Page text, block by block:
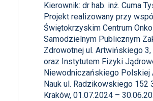
Kierownik: dr hab. inż. Cuma
Projekt realizowany przy
Świętokrzyskim Centrum
Samodzielnym Publicznym
Zdrowotnej ul. Artwińskiego
oraz Instytutem Fizyki
Niewodniczańskiego Polskiej
Nauk ul. Radzikowskiego 152
Kraków, 01.07.2024 –